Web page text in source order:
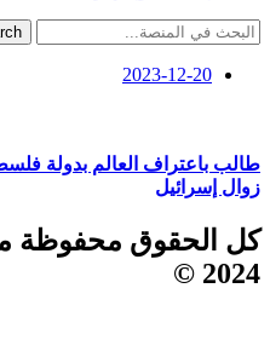
2023-12-20
طالب باعتراف العالم بدولة
زوال إسرائيل
كل الحقوق محفوظة
2024 ©